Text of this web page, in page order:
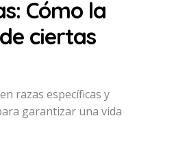
Cómo la
ciertas
razas específicas y
garantizar una vida